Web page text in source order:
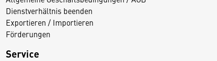
Dienstverhältnis beenden
Exportieren / Importieren
Förderungen
Service